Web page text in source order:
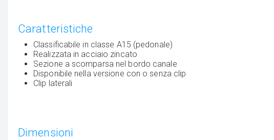
Caratteristiche
Classificabile in classe A15 (pedonale)
Realizzata in acciaio zincato
Sezione a scomparsa nel bordo canale
Disponibile nella versione con o senza clip
Clip laterali
Dimensioni